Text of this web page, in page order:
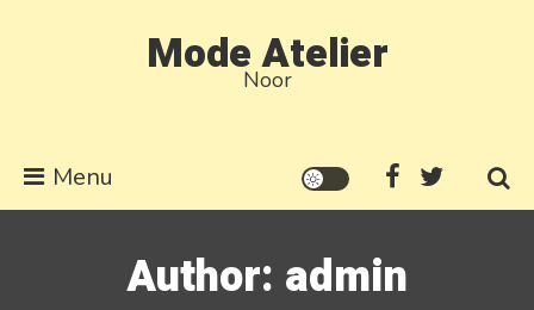
Mode Atelier
Noor
Menu
Author: admin